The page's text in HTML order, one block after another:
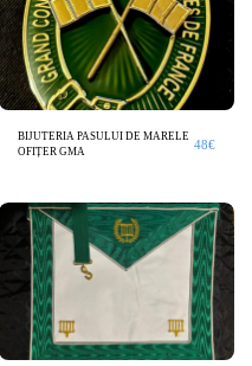
BIJUTERIA PASULUI DE MARELE
OFIȚER GMA
48€